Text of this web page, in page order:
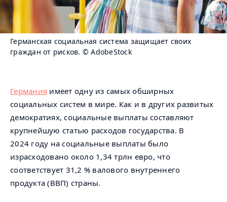
Германская социальная система защищает своих
граждан от рисков. © AdobeStock
Германия имеет одну из самых обширных
социальных систем в мире. Как и в других развитых
демократиях, социальные выплаты составляют
крупнейшую статью расходов государства. В
2024 году на социальные выплаты было
израсходовано около 1,34 трлн евро, что
соответствует 31,2 % валового внутреннего
продукта (ВВП) страны.